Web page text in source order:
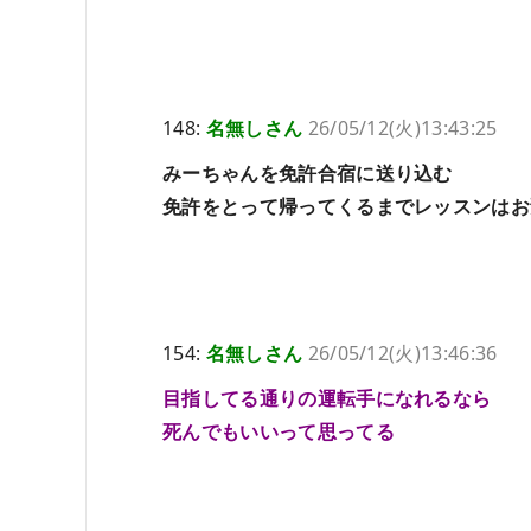
148: 名無しさん 26/05/12(火)13:43:25
みーちゃんを免許合宿に送り込む
免許をとって帰ってくるまでレッスンは
154: 名無しさん 26/05/12(火)13:46:36
目指してる通りの運転手になれるなら
死んでもいいって思ってる